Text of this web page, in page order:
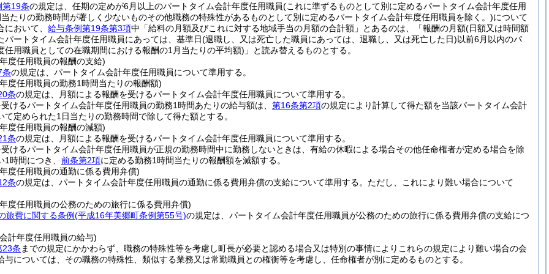
第19条の規定は、任期の定めが6月以上のパートタイム会計年度任用職員(これに準ずるものとして別に定めるパートタイム会計年度任用
たりの勤務時間が著しく少ないものその他職務の特殊性があるものとして別に定めるパートタイム会計年度任用職員を除く。)について
において、 給与条例第19条第3項中「給料の月額及びこれに対する地域手当の月額の合計額」とあるのは、「報酬の月額(日額又は時間額
パートタイム会計年度任用職員にあっては、基準日(退職し、又は死亡した職員にあっては、退職し、又は死亡した日)以前6月以内のパ
任用職員としての在職期間における報酬の1月当たりの平均額) 」と読み替えるものとする。
度任用職員の報酬の支給)
条の規定は、パートタイム会計年度任用職員について準用する。
度任用職員の勤務1時間当たりの報酬額)
条の規定は、月額による報酬を受けるパートタイム会計年度任用職員について準用する。
けるパートタイム会計年度任用職員の勤務1時間あたりの給与額は、 第16条第2項の規定により計算して得た額を当該パートタイム会計
て定められた1日当たりの勤務時間で除して得た額とする。
度任用職員の報酬の減額)
条の規定は、月額による報酬を受けるパートタイム会計年度任用職員について準用する。
けるパートタイム会計年度任用職員が正規の勤務時間中に勤務しないときは、有給の休暇による場合その他任命権者が定める場合を除
時間につき、 前条第2項に定める勤務1時間当たりの報酬額を減額する。
度任用職員の通勤に係る費用弁償)
条の規定は、パートタイム会計年度任用職員の通勤に係る費用弁償の支給について準用する。 ただし、これにより難い場合について
度任用職員の公務のための旅行に係る費用弁償)
旅費に関する条例(平成16年美郷町条例第55号)の規定は、パートタイム会計年度任用職員が公務のための旅行に係る費用弁償の支給につ
計年度任用職員の給与)
23条 までの規定にかかわらず、職務の特殊性等を考慮し町長が必要と認める場合又は特別の事情によりこれらの規定により難い場合の会
与については、その職務の特殊性、類似する業務又は常勤職員との権衡等を考慮し、任命権者が別に定めるものとする。